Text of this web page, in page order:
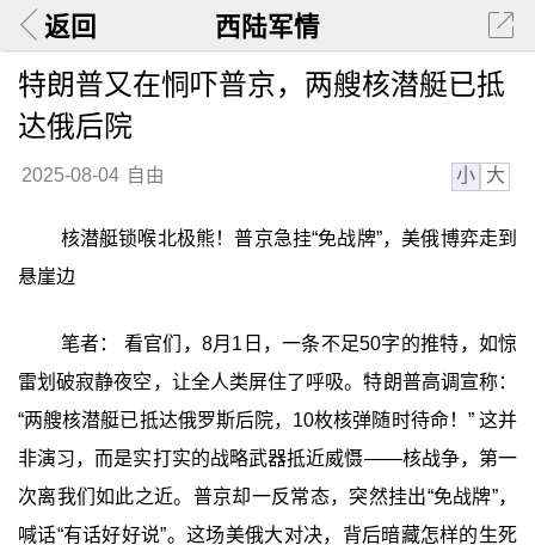
返回 西陆军情
特朗普又在恫吓普京，两艘核潜艇已抵
达俄后院
2025-08-04 自由 小 大
核潜艇锁喉北极熊！普京急挂“免战牌”，美俄博弈走到
悬崖边
笔者： 看官们，8月1日，一条不足50字的推特，如惊
雷划破寂静夜空，让全人类屏住了呼吸。特朗普高调宣称：
“两艘核潜艇已抵达俄罗斯后院，10枚核弹随时待命！” 这并
非演习，而是实打实的战略武器抵近威慑——核战争，第一
次离我们如此之近。普京却一反常态，突然挂出“免战牌”，
喊话“有话好好说”。这场美俄大对决，背后暗藏怎样的生死